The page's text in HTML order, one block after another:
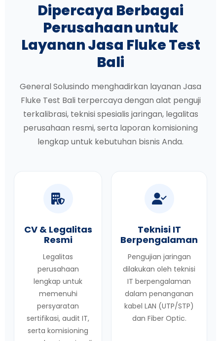
Dipercaya Berbagai
Perusahaan untuk
Layanan Jasa Fluke Test
Bali
General Solusindo menghadirkan layanan Jasa
Fluke Test Bali terpercaya dengan alat penguji
terkalibrasi, teknisi spesialis jaringan, legalitas
perusahaan resmi, serta laporan komisioning
lengkap untuk kebutuhan bisnis Anda.
CV & Legalitas
Resmi
Legalitas
perusahaan
lengkap untuk
memenuhi
persyaratan
sertifikasi, audit IT,
serta komisioning
Teknisi IT
Berpengalaman
Pengujian jaringan
dilakukan oleh teknisi
IT berpengalaman
dalam penanganan
kabel LAN (UTP/STP)
dan Fiber Optic.